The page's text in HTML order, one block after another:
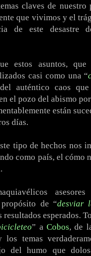
claves de nuestro
que vivimos y el
de este desastre
estos asuntos, que
casi como una “
auténtico caos que
el pozo del abismo
están
días.
tipo de hechos nos
como país, el cómo
asesores
de “desviar
esperados.
” a Cobos, de
temas
del humo que